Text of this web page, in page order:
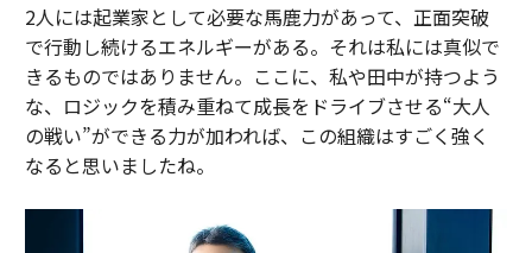
2人には起業家として必要な馬鹿力があって、正面突破
で行動し続けるエネルギーがある。それは私には真似で
きるものではありません。ここに、私や田中が持つよう
な、ロジックを積み重ねて成長をドライブさせる“大人
の戦い”ができる力が加われば、この組織はすごく強く
なると思いましたね。